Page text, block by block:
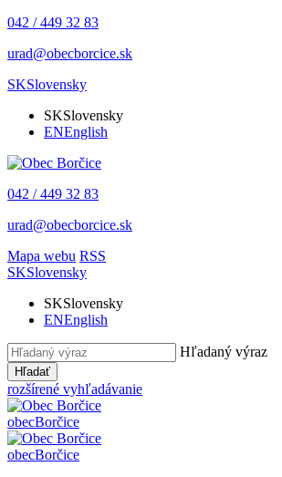
042 / 449 32 83
urad@obecborcice.sk
SKSlovensky
SKSlovensky
ENEnglish
042 / 449 32 83
urad@obecborcice.sk
Mapa webu RSS
SKSlovensky
SKSlovensky
ENEnglish
Hľadaný výraz
Hľadať
rozšírené vyhľadávanie
obecBorčice
obecBorčice